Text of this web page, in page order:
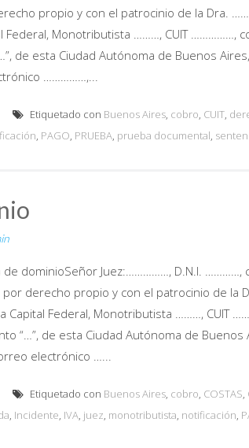
propio y con el patrocinio de la Dra.
Federal, Monotributista ………, CUIT ……………,
de esta Ciudad Autónoma de Buenos
……………,...
Etiquetado con Buenos Aires, cobro, CUIT,
, PAGO, PRUEBA, prueba documental,
de dominioSeñor Juez:……………, D.N.I. …………,
derecho propio y con el patrocinio de la
Capital Federal, Monotributista ………, CUIT
“…”, de esta Ciudad Autónoma de Buenos
electrónico …...
Etiquetado con Buenos Aires, cobro, COSTAS,
, Incidente, IVA, juez, monotributista, notificación,